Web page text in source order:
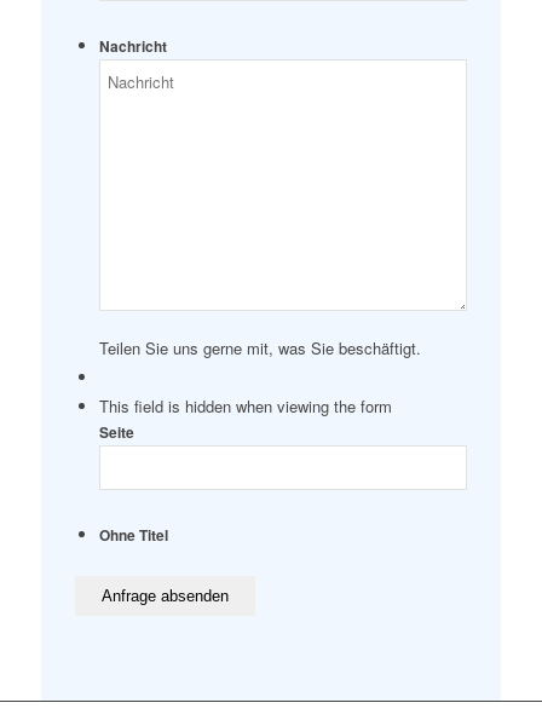
Nachricht
Teilen Sie uns gerne mit, was Sie beschäftigt.
This field is hidden when viewing the form
Seite
Ohne Titel